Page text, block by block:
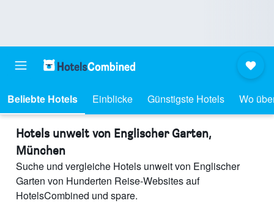
Beliebte Hotels Einblicke Günstigste Hotels Wo
Hotels unweit von Englischer Garten,
München
Suche und vergleiche Hotels unweit von Englischer
Garten von Hunderten Reise-Websites auf
HotelsCombined und spare.